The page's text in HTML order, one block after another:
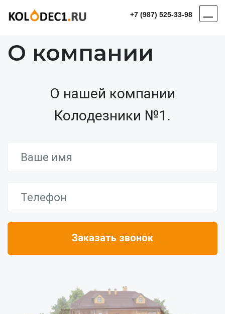
+7 (987) 525-33-98
О компании
О нашей компании
Колодезники №1.